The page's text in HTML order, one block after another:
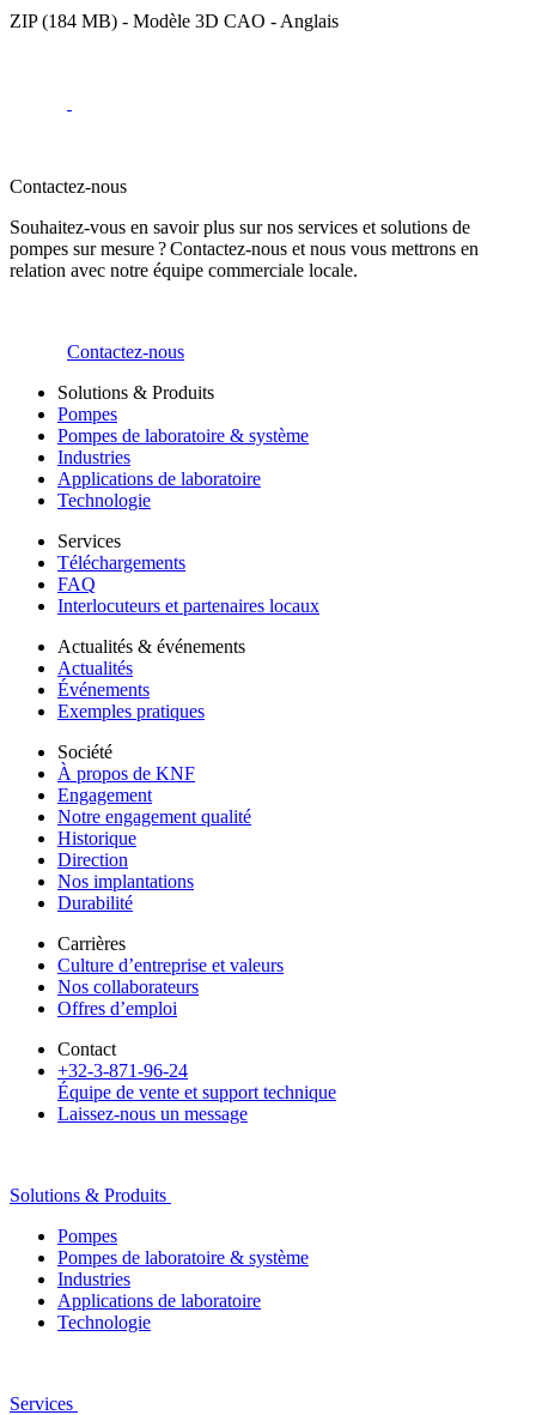
ZIP (184 MB) - Modèle 3D CAO - Anglais
Contactez-nous
Souhaitez-vous en savoir plus sur nos services et solutions de
pompes sur mesure ? Contactez-nous et nous vous mettrons en
relation avec notre équipe commerciale locale.
Contactez-nous
Solutions & Produits
Pompes
Pompes de laboratoire & système
Industries
Applications de laboratoire
Technologie
Services
Téléchargements
FAQ
Interlocuteurs et partenaires locaux
Actualités & événements
Actualités
Événements
Exemples pratiques
Société
À propos de KNF
Engagement
Notre engagement qualité
Historique
Direction
Nos implantations
Durabilité
Carrières
Culture d’entreprise et valeurs
Nos collaborateurs
Offres d’emploi
Contact
+32-3-871-96-24
Équipe de vente et support technique
Laissez-nous un message
Solutions & Produits
Pompes
Pompes de laboratoire & système
Industries
Applications de laboratoire
Technologie
Services